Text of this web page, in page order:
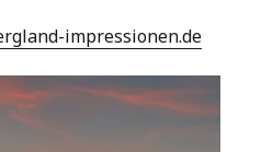
impressionen.de